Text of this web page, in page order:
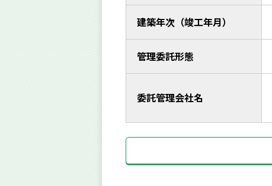
建築年次（竣工年月）
管理委託形態
委託管理会社名